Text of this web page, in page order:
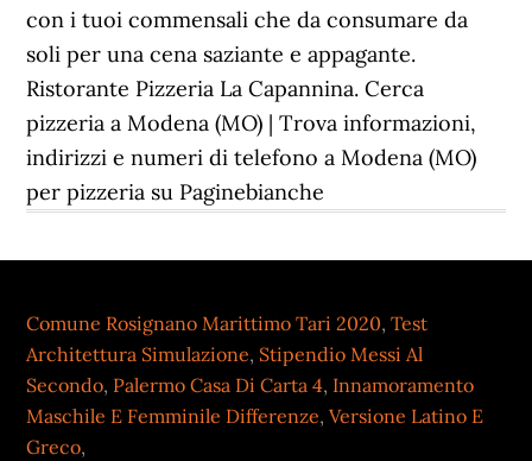
con i tuoi commensali che da consumare da
soli per una cena saziante e appagante.
Ristorante Pizzeria La Capannina. Cerca
pizzeria a Modena (MO) | Trova informazioni,
indirizzi e numeri di telefono a Modena (MO)
per pizzeria su Paginebianche
Comune Rosignano Marittimo Tari 2020,Test
Architettura Simulazione, Stipendio Messi Al
Secondo, Palermo Casa Di Carta 4, Innamoramento
Maschile E Femminile Differenze,Versione Latino E
Greco,